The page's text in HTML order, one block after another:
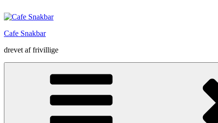
til
Cafe Snakbar
drevet af frivillige